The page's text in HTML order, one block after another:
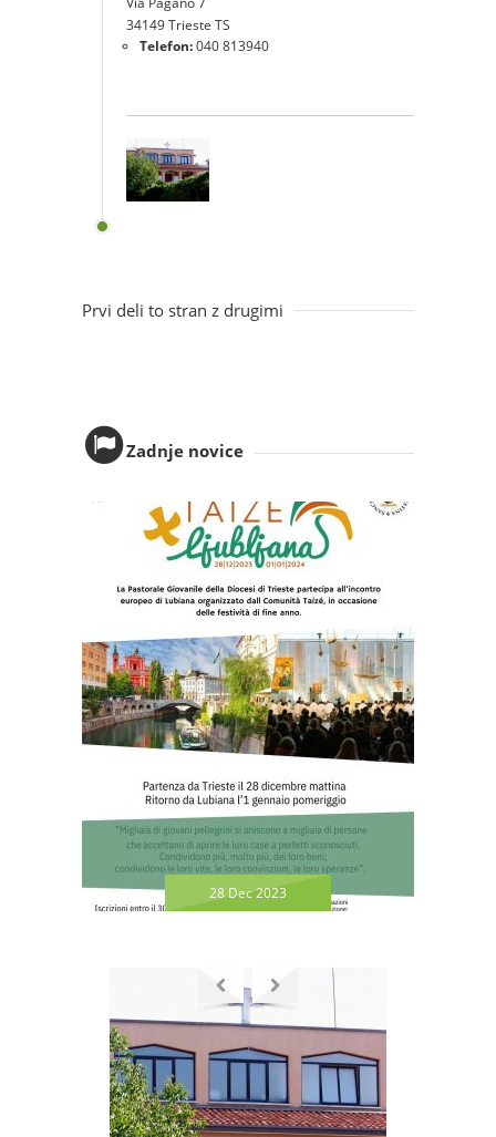
34149 Trieste TS
Telefon:040 813940
Prvi deli to stran z drugimi
Zadnje novice
28 Dec 2023